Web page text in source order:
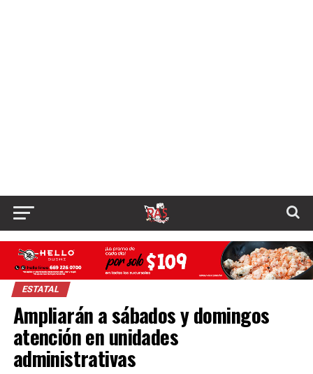
ESTATAL
Ampliarán a sábados y domingos
atención en unidades
administrativas